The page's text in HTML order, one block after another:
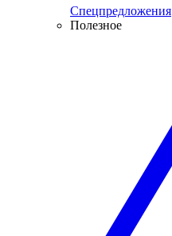
Спецпредложения
Полезное